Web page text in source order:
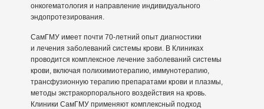
онкогематология и направление индивидуального
эндопротезирования.
СамГМУ имеет почти 70-летний опыт диагностики
и лечения заболеваний системы крови. В Клиниках
проводится комплексное лечение заболеваний системы
крови, включая полихимиотерапию, иммунотерапию,
трансфузионную терапию препаратами крови и плазмы,
методы экстракорпорального воздействия на кровь.
Клиники СамГМУ применяют комплексный подход